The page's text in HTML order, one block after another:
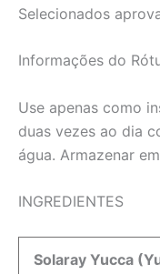
Selecionados
Informações do
Use apenas como
duas vezes ao dia
água. Armazenar
INGREDIENTES
Solaray Yucca